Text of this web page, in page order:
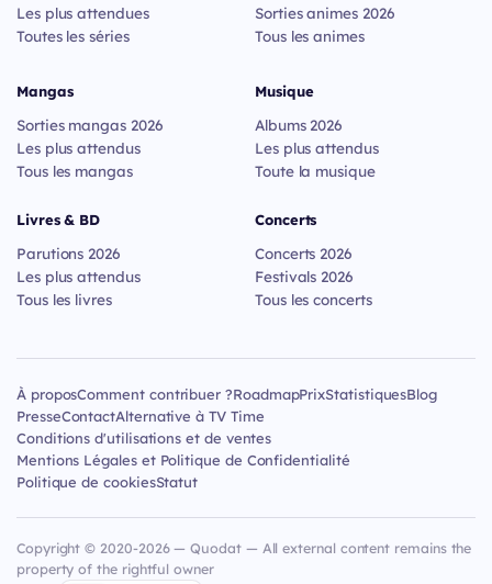
Les plus attendues
Toutes les séries
Sorties animes 2026
Tous les animes
Mangas
Sorties mangas 2026
Les plus attendus
Tous les mangas
Livres & BD
Parutions 2026
Les plus attendus
Tous les livres
Musique
Albums 2026
Les plus attendus
Toute la musique
Concerts
Concerts 2026
Festivals 2026
Tous les concerts
À proposComment contribuer ?RoadmapPrixStatistiquesBlog
PresseContactAlternative à TV Time
Conditions d'utilisations et de ventes
Mentions Légales et Politique de Confidentialité
Politique de cookiesStatut
Copyright © 2020-2026 — Quodat — All external content remains the
property of the rightful owner